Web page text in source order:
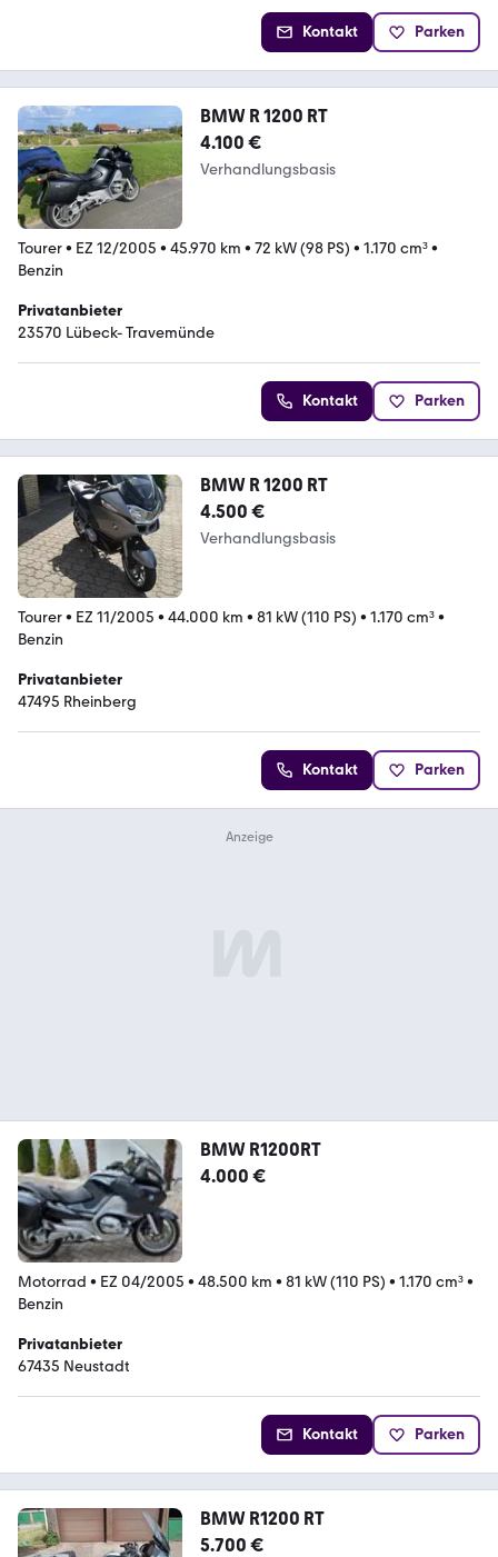
Kontakt Parken
BMW R 1200 RT
4.100 €
Verhandlungsbasis
Tourer• EZ 12/2005 • 45.970 km • 72 kW (98 PS) • 1.170 cm³•
Benzin
Privatanbieter
23570 Lübeck- Travemünde
Kontakt Parken
BMW R 1200 RT
4.500 €
Verhandlungsbasis
Tourer• EZ 11/2005 • 44.000 km • 81 kW (110 PS) • 1.170 cm³•
Benzin
Privatanbieter
47495 Rheinberg
Kontakt Parken
BMW R1200RT
4.000 €
Motorrad • EZ 04/2005 • 48.500 km • 81 kW (110 PS) • 1.170 cm³•
Benzin
Privatanbieter
67435 Neustadt
Kontakt Parken
BMW R1200 RT
5.700 €